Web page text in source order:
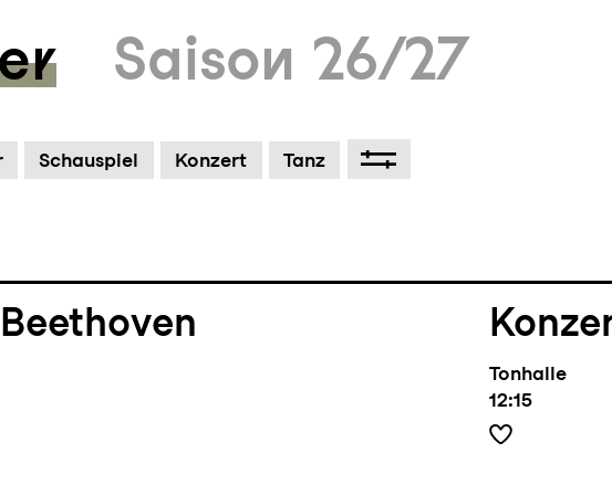
Zum Footer springen
Saison 26/27
Schauspiel Konzert Tanz
Tonhalle
12:15